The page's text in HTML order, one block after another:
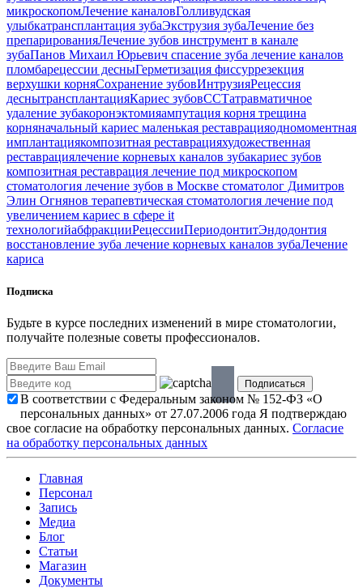
микроскопомЛечение каналовГолливудская
улыбкатрансплантация зубаЭкструзия зубаЛечение без
препарированияЛечение зубов инструмент в канале
зубаПанов Михаил Юрьевич спасение зуба лечение каналов
пломбарецессии десныГерметизация фиссуррезекция
верхушки корняСохранение зубовИнтрузияРецессия
деснытрансплантацияКариес зубовССТатравматичное
удаление зубакоронэктомияампутация корня трещина
корняначальный кариес маленькая реставрацияодномоментная
имплантациякомпозитная реставрацияхудожественная
реставрациялечение корневых каналов зубакариес зубов
композитная реставрация лечение под микроскопом
стоматология лечение зубов в Москве стоматолог Димитров
Элин Огнянов терапевтическая стоматология лечение под
увеличением кариес в сфере it
технологийабфракцииРецессииПериодонтитЭндодонтия
восстановление зуба лечение корневых каналов зубаЛечение
кариса
Подписка
Будьте в курсе последних изменений в мире стоматологии,
получайте полезные советы профессионалов.
В соответствии с Федеральным законом № 152-ФЗ «О
персональных данных» от 27.07.2006 года Я подтверждаю
свое согласие на обработку персональных данных. Согласие
на обработку персональных данных
Главная
Персонал
Запись
Медиа
Блог
Статьи
Магазин
Документы